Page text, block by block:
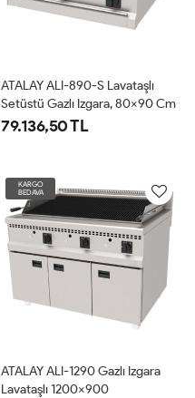
ATALAY ALI-890-S Lavataşlı
Setüstü Gazlı Izgara, 80x90 Cm
79.136,50 TL
KARGO
BEDAVA
ATALAY ALI-1290 Gazlı Izgara
Lavataşlı 1200x900